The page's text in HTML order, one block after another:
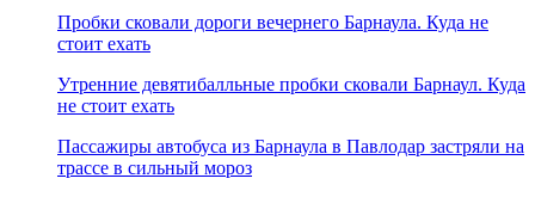
Пробки сковали дороги вечернего Барнаула. Куда не
стоит ехать
Утренние девятибалльные пробки сковали Барнаул. Куда
не стоит ехать
Пассажиры автобуса из Барнаула в Павлодар застряли на
трассе в сильный мороз